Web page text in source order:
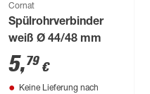
Cornat
Spülrohrverbinder
weiß Ø 44/48 mm
5,79 €
Keine Lieferung nach